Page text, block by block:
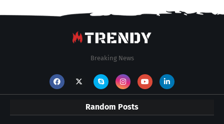
Breaking News
Random Posts